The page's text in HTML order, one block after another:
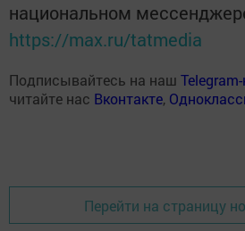
национальном
https://max.ru/tatmedia
Подписывайтесь на наш
читайте нас Вконтакте,
Перейти на страницу